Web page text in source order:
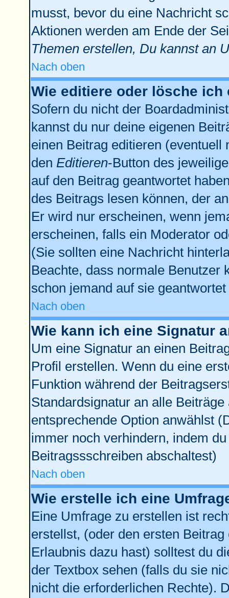
musst, bevor du eine Nachricht
Aktionen werden am Ende der
Themen erstellen, Du kannst an
Nach oben
Wie editiere oder lösche ich
Sofern du nicht der
kannst du nur deine eigenen
einen Beitrag editieren
den Editieren-Button des
auf den Beitrag geantwortet
des Beitrags lesen können, der
Er wird nur erscheinen, wenn
erscheinen, falls ein Moderator
(Sie sollten eine Nachricht
Beachte, dass normale Benutzer
schon jemand auf sie geantwortet
Nach oben
Wie kann ich eine Signatur
Um eine Signatur an einen
Profil erstellen. Wenn du eine
Funktion während der
Standardsignatur an alle
entsprechende Option anwählst
immer noch verhindern, indem
Beitragssschreiben abschaltest)
Nach oben
Wie erstelle ich eine
Eine Umfrage zu erstellen ist
erstellst, (oder den ersten
Erlaubnis dazu hast) solltest du
der Textbox sehen (falls du sie
nicht die erforderlichen Rechte).